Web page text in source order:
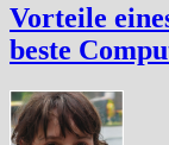
Vorteile
beste